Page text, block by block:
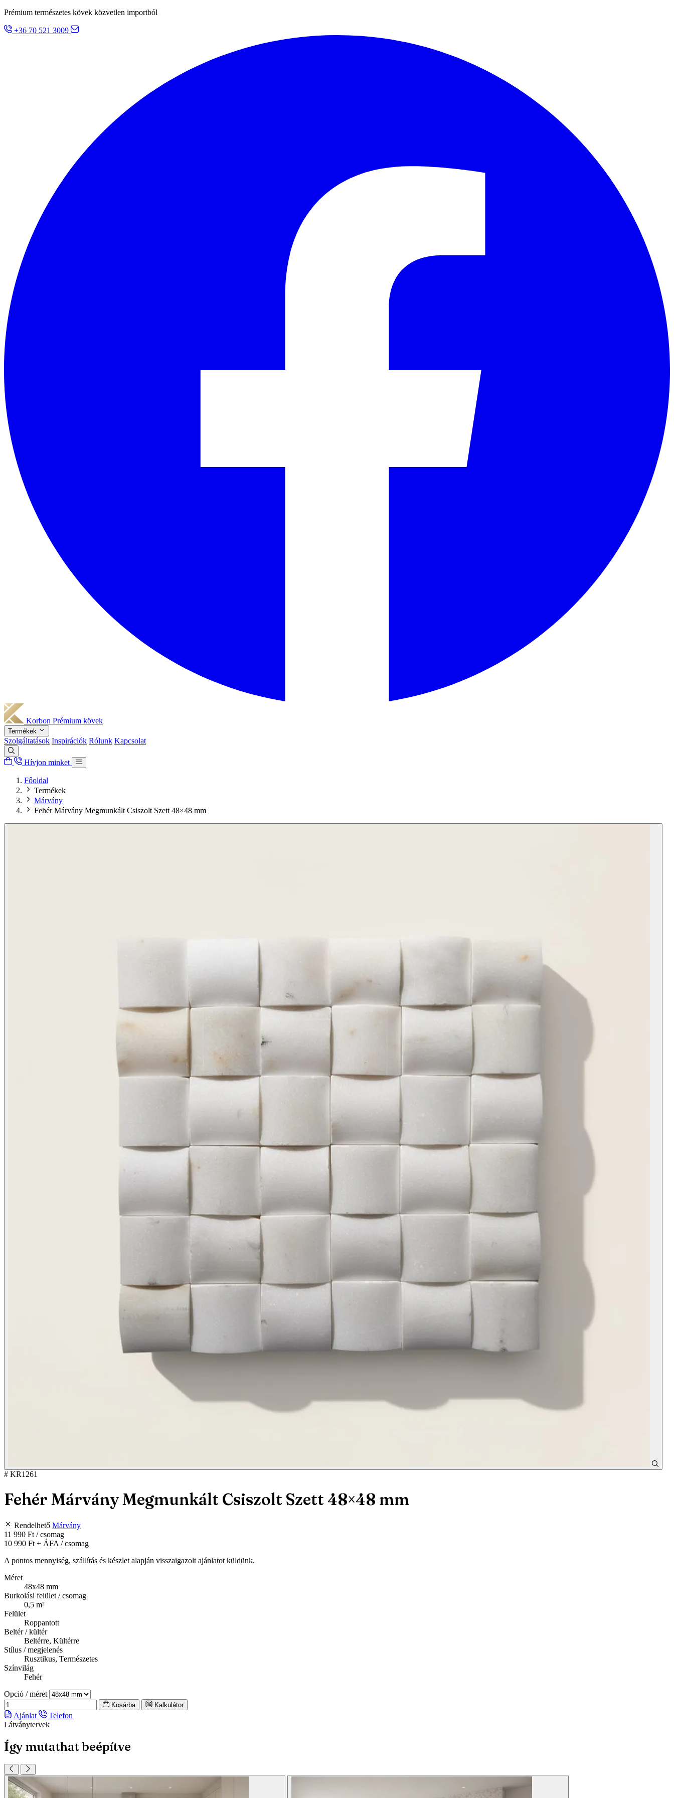
Prémium természetes kövek közvetlen importból
+36 70 521 3009
Korbon Prémium kövek
Termékek
Szolgáltatások Inspirációk Rólunk Kapcsolat
Hívjon minket
Főoldal
Termékek
Márvány
Fehér Márvány Megmunkált Csiszolt Szett 48×48 mm
# KR1261
Fehér Márvány Megmunkált Csiszolt Szett 48×48 mm
Rendelhető Márvány
11 990 Ft / csomag
10 990 Ft + ÁFA / csomag
A pontos mennyiség, szállítás és készlet alapján visszaigazolt ajánlatot küldünk.
Méret
48x48 mm
Burkolási felület / csomag
0,5 m²
Felület
Roppantott
Beltér / kültér
Beltérre, Kültérre
Stílus / megjelenés
Rusztikus, Természetes
Színvilág
Fehér
Opció / méret
Kosárba Kalkulátor
Ajánlat
Telefon
Látványtervek
Így mutathat beépítve